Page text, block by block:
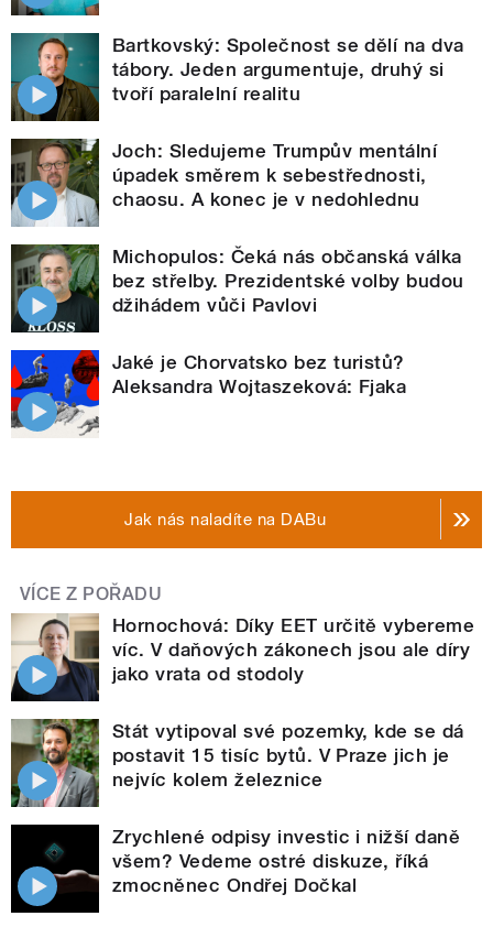
Bartkovský: Společnost se dělí na dva
tábory. Jeden argumentuje, druhý si
tvoří paralelní realitu
Joch: Sledujeme Trumpův mentální
úpadek směrem k sebestřednosti,
chaosu. A konec je v nedohlednu
Michopulos: Čeká nás občanská válka
bez střelby. Prezidentské volby budou
džihádem vůči Pavlovi
Jaké je Chorvatsko bez turistů?
Aleksandra Wojtaszeková: Fjaka
Jak nás naladíte na DABu
VÍCE Z POŘADU
Hornochová: Díky EET určitě vybereme
víc. V daňových zákonech jsou ale díry
jako vrata od stodoly
Stát vytipoval své pozemky, kde se dá
postavit 15 tisíc bytů. V Praze jich je
nejvíc kolem železnice
Zrychlené odpisy investic i nižší daně
všem? Vedeme ostré diskuze, říká
zmocněnec Ondřej Dočkal